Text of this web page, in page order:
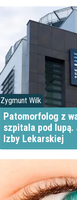
Zygmunt Wilk
Patomorfolog z
szpitala pod
Izby Lekarskiej